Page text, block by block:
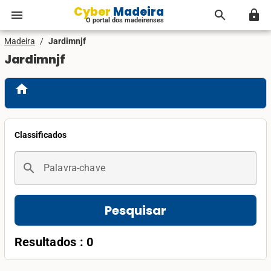
menu Cyber Madeira
O portal dos madeirenses search lock
Madeira / Jardimnjf
Jardimnjf
home
Classificados
search Palavra-chave
Pesquisar
Resultados : 0